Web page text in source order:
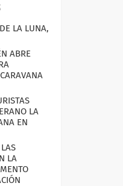
LA LUNA,
ABRE
LA
EN
LA